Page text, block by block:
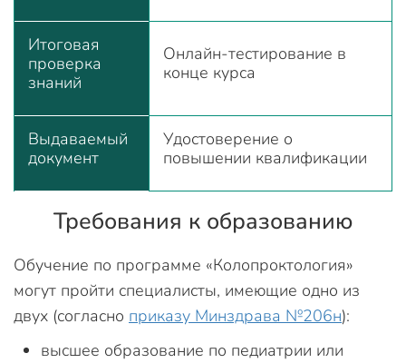
Итоговая
проверка
знаний
Онлайн-тестирование в
конце курса
Выдаваемый
документ
Удостоверение о
повышении квалификации
Требования к образованию
Обучение по программе «Колопроктология»
могут пройти специалисты, имеющие одно из
двух (согласно приказу Минздрава №206н):
высшее образование по педиатрии или